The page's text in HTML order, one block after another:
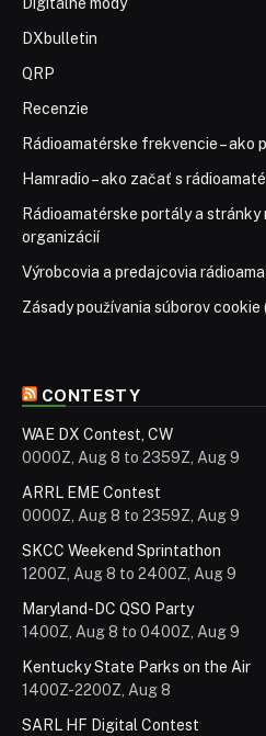
Digitálne módy
DXbulletin
QRP
Recenzie
Rádioamatérske frekvencie – ako
Hamradio – ako začať s
Rádioamatérske portály a
organizácií
Výrobcovia a predajcovia
Zásady používania súborov cookie
CONTESTY
WAE DX Contest, CW
0000Z, Aug 8 to 2359Z, Aug 9
ARRL EME Contest
0000Z, Aug 8 to 2359Z, Aug 9
SKCC Weekend Sprintathon
1200Z, Aug 8 to 2400Z, Aug 9
Maryland-DC QSO Party
1400Z, Aug 8 to 0400Z, Aug 9
Kentucky State Parks on the Air
1400Z-2200Z, Aug 8
SARL HF Digital Contest